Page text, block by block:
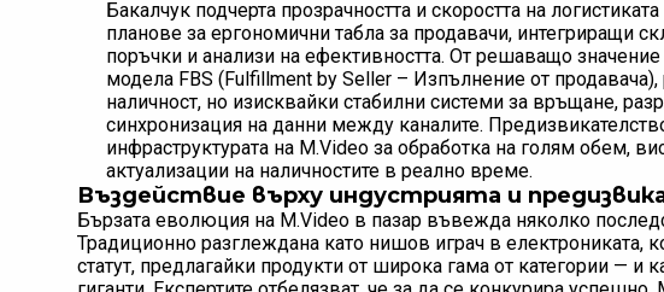
Бакалчук подчерта прозрачността и скоростта на
планове за ергономични табла за продавачи, интегриращи
поръчки и анализи на ефективността. От решаващо
модела FBS (Fulfillment by Seller – Изпълнение от
наличност, но изисквайки стабилни системи за връщане,
синхронизация на данни между каналите.
инфраструктурата на M.Video за обработка на голям обем,
актуализации на наличностите в реално време.
Въздействие върху индустрията и
Бързата еволюция на M.Video в пазар въвежда няколко
Традиционно разглеждана като нишов играч в електрониката,
статут, предлагайки продукти от широка гама от категории — и